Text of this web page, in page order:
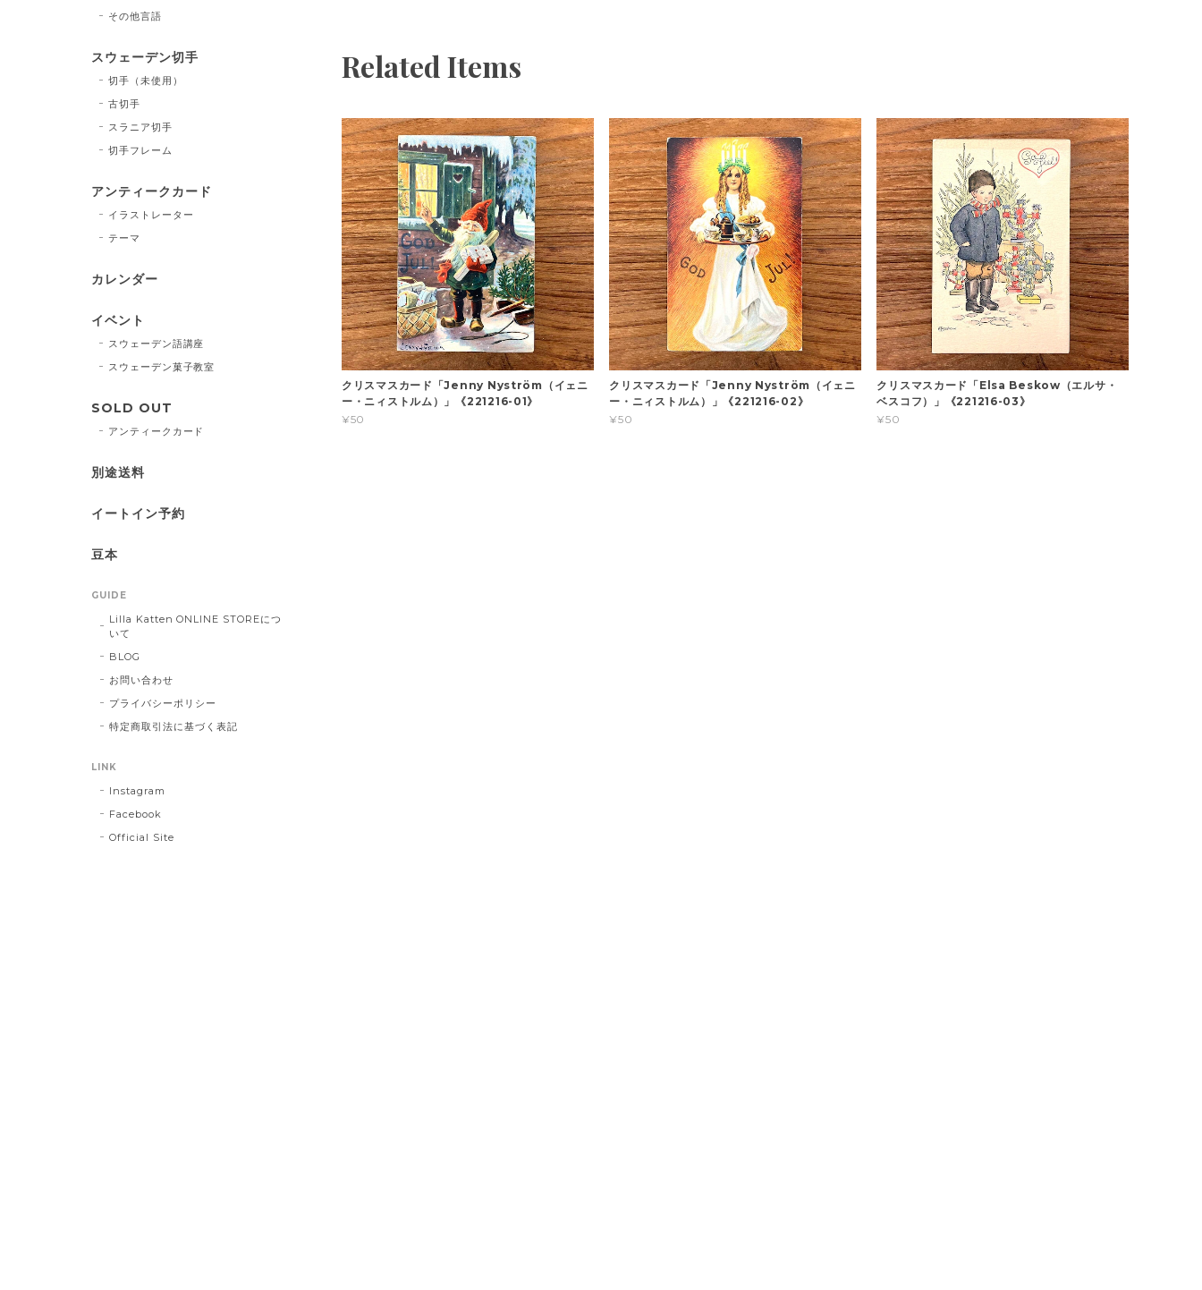
Related Items
クリスマスカード「Jenny Nyström（イェニ
ー・ニィストルム）」《221216-01》
¥50
クリスマスカード「Jenny Nyström（イェニ
ー・ニィストルム）」《221216-02》
¥50
クリスマスカード「Elsa Beskow（エルサ・
ベスコフ）」《221216-03》
¥50
その他言語
スウェーデン切手
切手（未使用）
古切手
スラニア切手
切手フレーム
アンティークカード
イラストレーター
テーマ
カレンダー
イベント
スウェーデン語講座
スウェーデン菓子教室
SOLD OUT
アンティークカード
別途送料
イートイン予約
豆本
GUIDE
Lilla Katten ONLINE STOREにつ
いて
BLOG
お問い合わせ
プライバシーポリシー
特定商取引法に基づく表記
LINK
Instagram
Facebook
Official Site